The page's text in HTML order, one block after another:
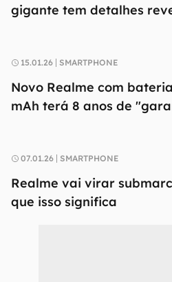
gigante tem detalhes
15.01.26 SMARTPHONE
Novo Realme com
mAh terá 8 anos de
07.01.26 SMARTPHONE
Realme vai virar
que isso significa